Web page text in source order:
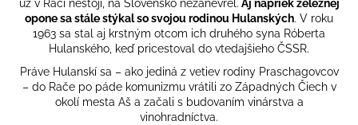
už v Rači nestojí, na Slovensko nezanevrel. Aj napriek železnej
opone sa stále stýkal so svojou rodinou Hulanských. V roku
1963 sa stal aj krstným otcom ich druhého syna Róberta
Hulanského, keď pricestoval do vtedajšieho ČSSR.
Práve Hulanskí sa – ako jediná z vetiev rodiny Praschagovcov
– do Rače po páde komunizmu vrátili zo Západných Čiech v
okolí mesta Aš a začali s budovaním vinárstva a
vinohradníctva.